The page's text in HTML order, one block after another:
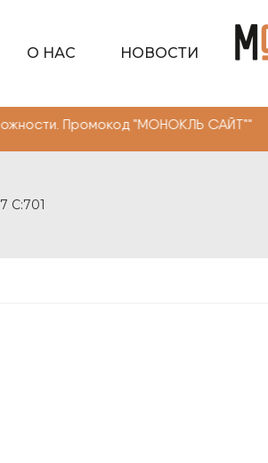
О НАС НОВОСТИ
"МОНОКЛЬ САЙТ"" -
C:701